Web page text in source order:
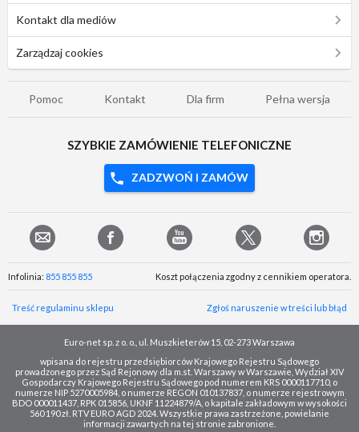
Kontakt dla mediów
Zarządzaj cookies
Pomoc Kontakt Dla firm Pełna wersja
SZYBKIE ZAMÓWIENIE TELEFONICZNE
ZADZWOŃ I ZAMÓW
Infolinia: 855 855 855 Koszt połączenia zgodny z cennikiem operatora.
Treść regulaminu sklepu Zgłoś naruszenie w treści lub błąd
Euro-net sp. z o. o., ul. Muszkieterów 15, 02-273 Warszawa
wpisana do rejestru przedsiębiorców Krajowego Rejestru Sądowego
prowadzonego przez Sąd Rejonowy dla m.st. Warszawy w Warszawie, Wydział XIV
Gospodarczy Krajowego Rejestru Sądowego pod numerem KRS 0000117710, o
numerze NIP 5270005984, o numerze REGON 010137837, o numerze rejestrowym
BDO 000011437, RPK 015856, UKNF 11224879/A, o kapitale zakładowym w wysokości
560 190 zł. RTV EURO AGD 2024. Wszystkie prawa zastrzeżone, powielanie
informacji zawartych na tej stronie zabronione.